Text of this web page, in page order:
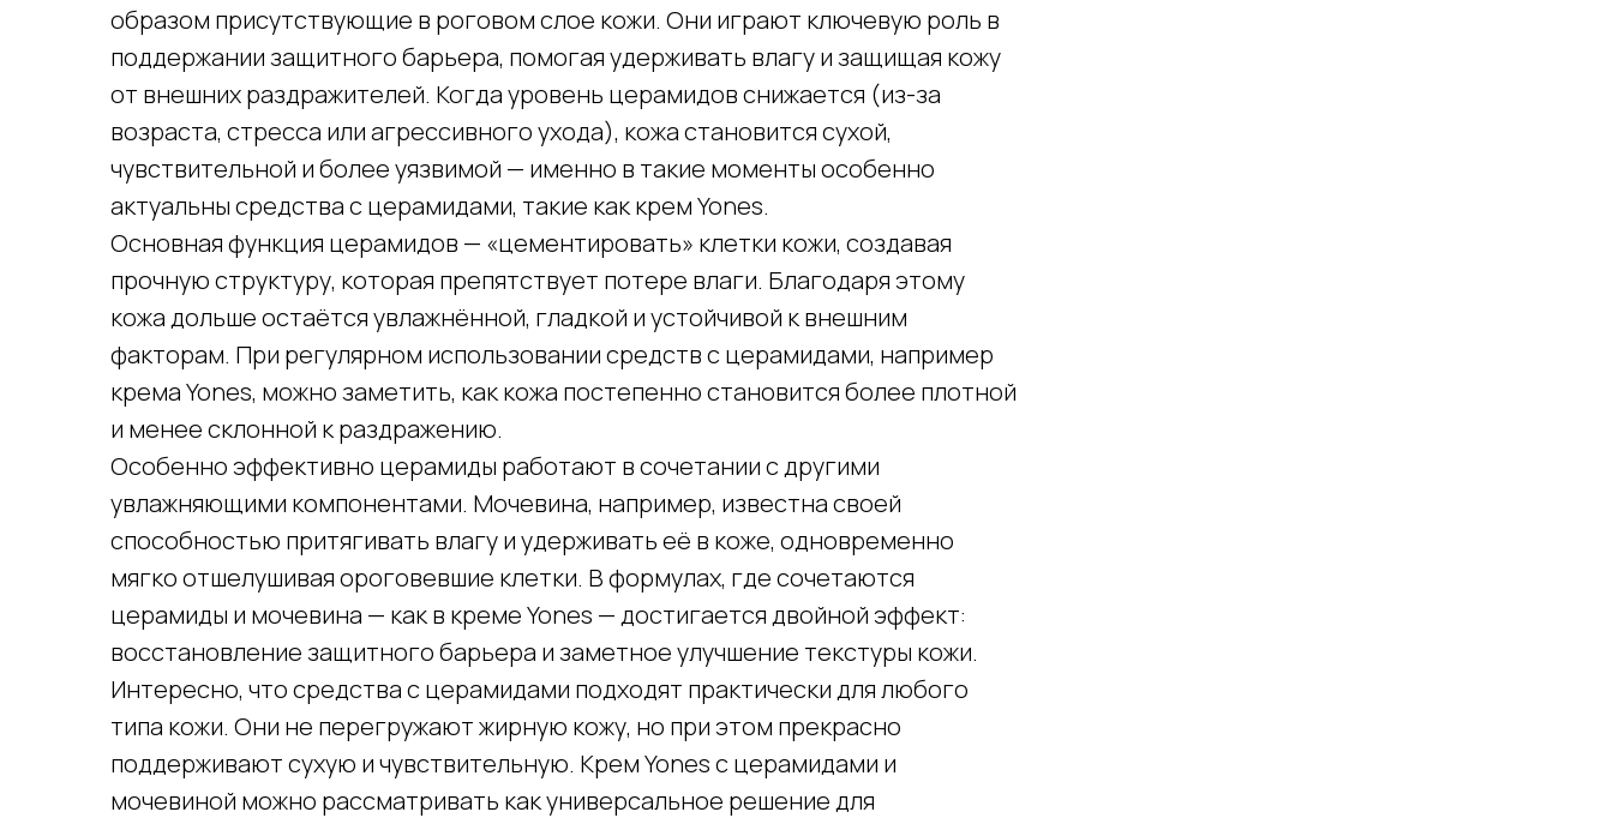
образом присутствующие в роговом слое кожи. Они играют ключевую роль в
поддержании защитного барьера, помогая удерживать влагу и защищая кожу
от внешних раздражителей. Когда уровень церамидов снижается (из-за
возраста, стресса или агрессивного ухода), кожа становится сухой,
чувствительной и более уязвимой — именно в такие моменты особенно
актуальны средства с церамидами, такие как крем Yones.
Основная функция церамидов — «цементировать» клетки кожи, создавая
прочную структуру, которая препятствует потере влаги. Благодаря этому
кожа дольше остаётся увлажнённой, гладкой и устойчивой к внешним
факторам. При регулярном использовании средств с церамидами, например
крема Yones, можно заметить, как кожа постепенно становится более плотной
и менее склонной к раздражению.
Особенно эффективно церамиды работают в сочетании с другими
увлажняющими компонентами. Мочевина, например, известна своей
способностью притягивать влагу и удерживать её в коже, одновременно
мягко отшелушивая ороговевшие клетки. В формулах, где сочетаются
церамиды и мочевина — как в креме Yones — достигается двойной эффект:
восстановление защитного барьера и заметное улучшение текстуры кожи.
Интересно, что средства с церамидами подходят практически для любого
типа кожи. Они не перегружают жирную кожу, но при этом прекрасно
поддерживают сухую и чувствительную. Крем Yones с церамидами и
мочевиной можно рассматривать как универсальное решение для